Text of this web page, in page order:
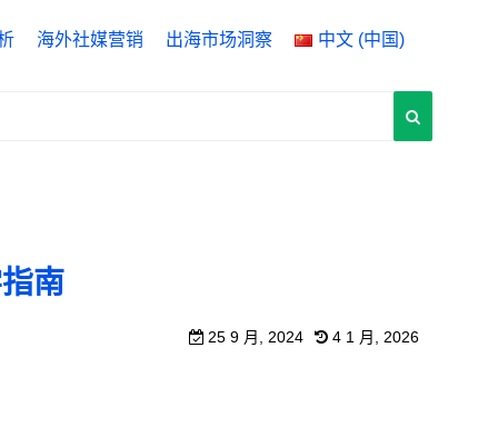
海外社媒营销 出海市场洞察 中文 (中国)
中文 (中国)
南
25 9 月, 2024 4 1 月, 2026